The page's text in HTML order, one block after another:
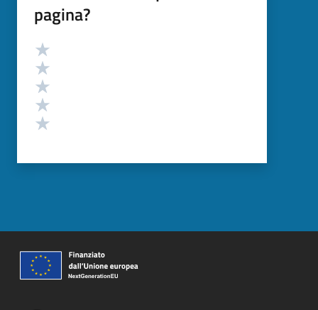
pagina?
Valutazione